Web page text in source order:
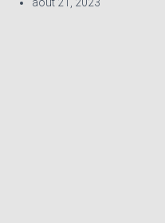
août 21, 2023